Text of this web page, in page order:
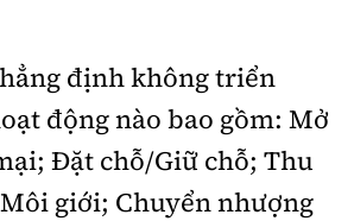
định không triển
động nào bao gồm: Mở
Đặt chỗ/Giữ chỗ; Thu
giới; Chuyển nhượng